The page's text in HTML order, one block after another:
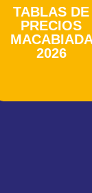
TABLAS DE
PRECIOS
2026